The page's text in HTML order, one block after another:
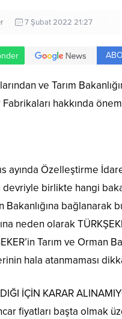
7 Şubat 2022 21:27
ve Tarım
hakkında
ayında Özelleştirme
devriyle birlikte hangi
Bakanlığına
neden olarak
Tarım ve Orman
hala atanmaması
İÇİN KARAR
fiyatları başta olmak